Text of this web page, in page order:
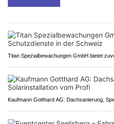
Titan Spezialbewachungen GmbH bietet
Kaufmann Gotthard AG: Dachsanierung,